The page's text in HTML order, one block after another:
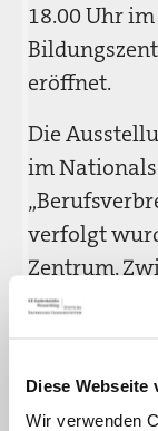
Diese Webseite
Wir verwenden
18.00 Uhr
eröffnet.
Die
im
verfolgt
Zentrum.
Behörden
ihrer